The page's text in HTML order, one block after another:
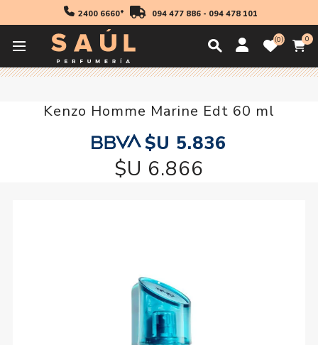
2400 6660* 094 477 886- 094 478 101
0 0
Regalos
Kenzo Homme Marine Edt 60 ml
$U 5.836
$U 6.866